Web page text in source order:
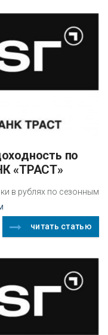
«ТРАСТ»
в рублях по сезонным
читать статью